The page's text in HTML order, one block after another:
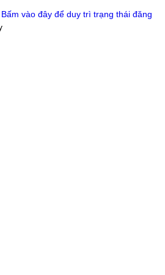
Bấm vào đây để duy trì trạng thái đăng